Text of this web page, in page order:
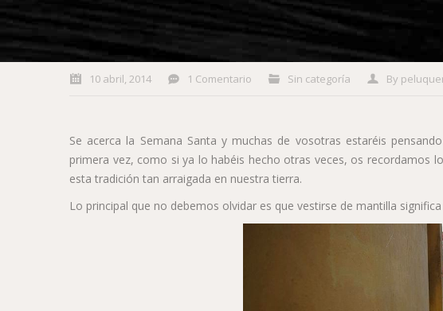
10 abril, 2014 1 Comentario Sin categoría By
Se acerca la Semana Santa y muchas de vosotras estaréis
primera vez, como si ya lo habéis hecho otras veces, os recordamos
esta tradición tan arraigada en nuestra tierra.
Lo principal que no debemos olvidar es que vestirse de mantilla